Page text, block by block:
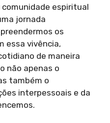
comunidade espiritual
jornada
os
essa vivência,
de maneira
não apenas o
também o
interpessoais e da